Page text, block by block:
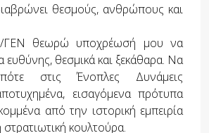
θεσμούς, ανθρώπους και
ΓΕΝ θεωρώ υποχρέωσή μου να
ευθύνης, θεσμικά και ξεκάθαρα. Να
στις Ένοπλες Δυνάμεις
εισαγόμενα πρότυπα
από την ιστορική εμπειρία
στρατιωτική κουλτούρα.